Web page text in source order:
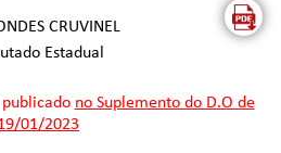
CRUVINEL
Estadual
no Suplemento do D.O de
01/2023